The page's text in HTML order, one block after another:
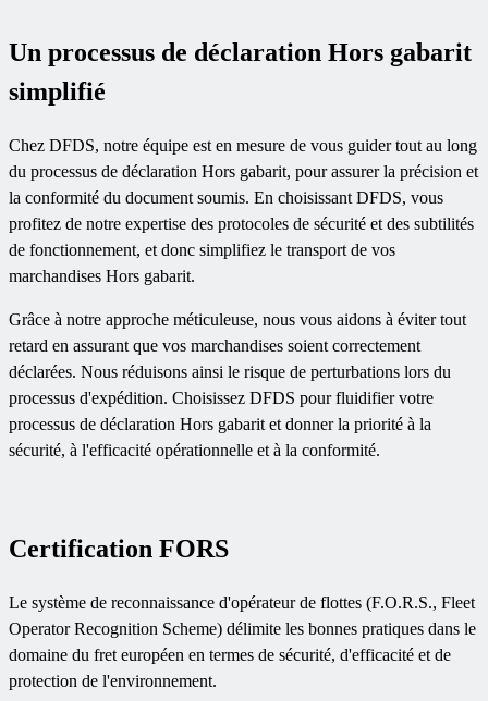
Un processus de déclaration Hors gabarit
simplifié
Chez DFDS, notre équipe est en mesure de vous guider tout au long
du processus de déclaration Hors gabarit, pour assurer la précision et
la conformité du document soumis. En choisissant DFDS, vous
profitez de notre expertise des protocoles de sécurité et des subtilités
de fonctionnement, et donc simplifiez le transport de vos
marchandises Hors gabarit.
Grâce à notre approche méticuleuse, nous vous aidons à éviter tout
retard en assurant que vos marchandises soient correctement
déclarées. Nous réduisons ainsi le risque de perturbations lors du
processus d'expédition. Choisissez DFDS pour fluidifier votre
processus de déclaration Hors gabarit et donner la priorité à la
sécurité, à l'efficacité opérationnelle et à la conformité.
Certification FORS
Le système de reconnaissance d'opérateur de flottes (F.O.R.S., Fleet
Operator Recognition Scheme) délimite les bonnes pratiques dans le
domaine du fret européen en termes de sécurité, d'efficacité et de
protection de l'environnement.